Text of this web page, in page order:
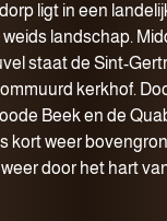
ligt in een
landschap.
staat de Sint-
kerkhof.
Beek en de
kort weer
door het hart